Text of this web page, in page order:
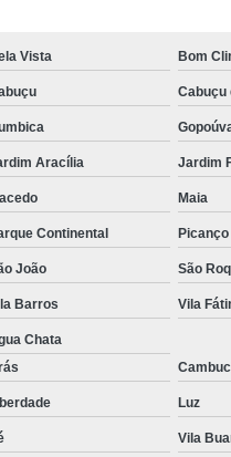
Vista Bom
Cabuçu
Aracília Jardim
Maia
Continental Picanço
João São
Barros Vila
Chata
Luz
Vila